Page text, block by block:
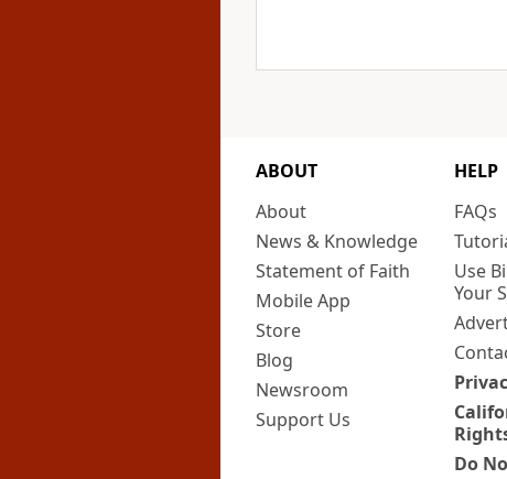
ABOUT
About
News & Knowledge
Statement of Faith
Mobile App
Store
Blog
Newsroom
Support Us
HELP
FAQs
Use
Your
Do